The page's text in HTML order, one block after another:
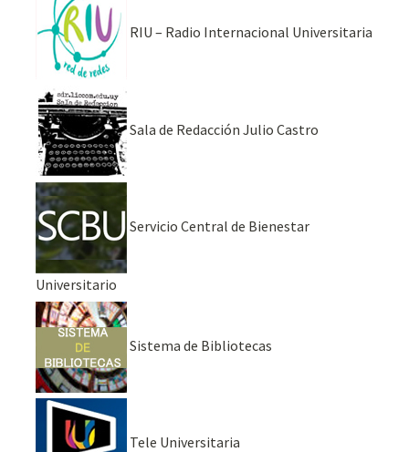
RIU – Radio Internacional Universitaria
Sala de Redacción Julio Castro
Servicio Central de Bienestar
Universitario
Sistema de Bibliotecas
Tele Universitaria